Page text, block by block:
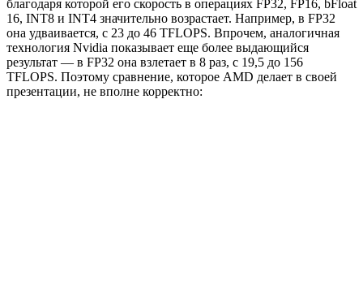
благодаря которой его скорость в операциях FP32, FP16, bFloat
16, INT8 и INT4 значительно возрастает. Например, в FP32
она удваивается, с 23 до 46 TFLOPS. Впрочем, аналогичная
технология Nvidia показывает еще более выдающийся
результат — в FP32 она взлетает в 8 раз, с 19,5 до 156
TFLOPS. Поэтому сравнение, которое AMD делает в своей
презентации, не вполне корректно: